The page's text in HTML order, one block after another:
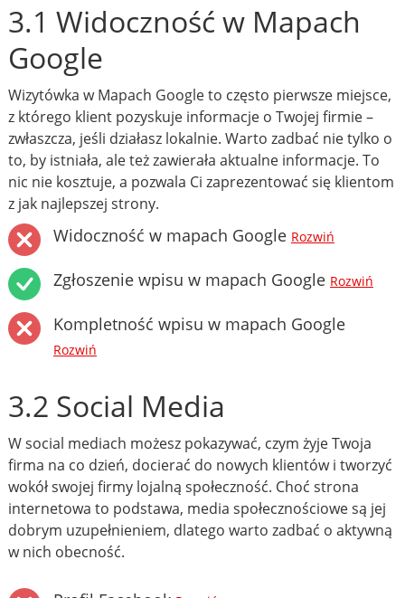
3.1 Widoczność w Mapach
Google
Wizytówka w Mapach Google to często pierwsze miejsce,
z którego klient pozyskuje informacje o Twojej firmie –
zwłaszcza, jeśli działasz lokalnie. Warto zadbać nie tylko o
to, by istniała, ale też zawierała aktualne informacje. To
nic nie kosztuje, a pozwala Ci zaprezentować się klientom
z jak najlepszej strony.
Widoczność w mapach Google Rozwiń
Zgłoszenie wpisu w mapach Google Rozwiń
Kompletność wpisu w mapach Google
Rozwiń
3.2 Social Media
W social mediach możesz pokazywać, czym żyje Twoja
firma na co dzień, docierać do nowych klientów i tworzyć
wokół swojej firmy lojalną społeczność. Choć strona
internetowa to podstawa, media społecznościowe są jej
dobrym uzupełnieniem, dlatego warto zadbać o aktywną
w nich obecność.